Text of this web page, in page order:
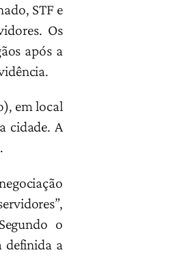
STF e
Os
após a
em local
cidade. A
o
definida a